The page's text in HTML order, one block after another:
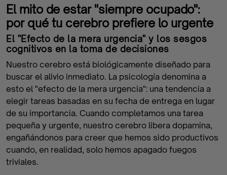
El mito de estar "siempre ocupado":
por qué tu cerebro prefiere lo urgente
El "Efecto de la mera urgencia" y los sesgos
cognitivos en la toma de decisiones
Nuestro cerebro está biológicamente diseñado para
buscar el alivio inmediato. La psicología denomina a
esto el "efecto de la mera urgencia": una tendencia a
elegir tareas basadas en su fecha de entrega en lugar
de su importancia. Cuando completamos una tarea
pequeña y urgente, nuestro cerebro libera dopamina,
engañándonos para creer que hemos sido productivos
cuando, en realidad, solo hemos apagado fuegos
triviales.